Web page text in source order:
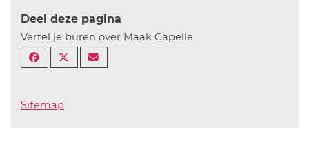
Deel deze pagina
Vertel je buren over Maak Capelle
Sitemap